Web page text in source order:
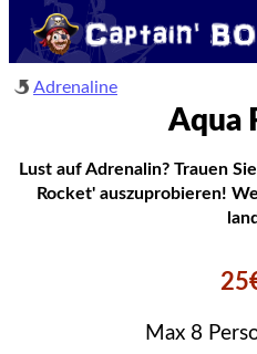
Adrenaline
Aqua
Lust auf Adrenalin? Trauen
Rocket' auszuprobieren!
Max 8